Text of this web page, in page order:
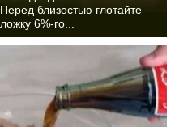
Перед близостью глотайте
ложку 6%-го...